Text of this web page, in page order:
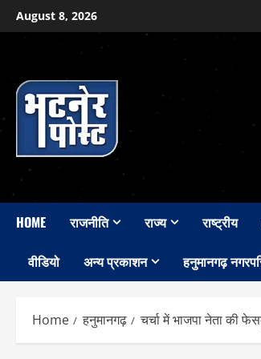
Skip
to
August 8, 2026
HOME राजनीति राज्य राष्ट्रीय
वीडियो अन्य प्रकाशन हनुमानगढ़
Home हनुमानगढ़ चर्चा में भाजपा नेता की